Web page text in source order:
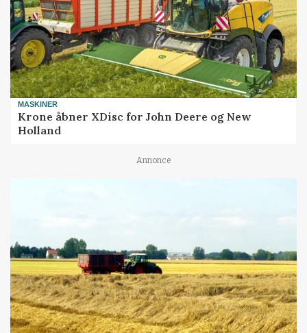
MASKINER
Krone åbner XDisc for John Deere og New
Holland
Annonce